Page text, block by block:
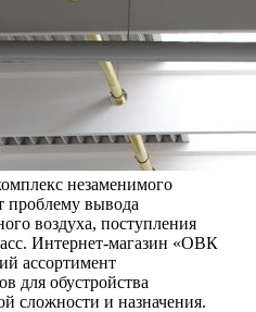
незаменимого
проблему вывода
воздуха, поступления
Интернет-магазин «ОВК
ассортимент
для обустройства
сложности и назначения.